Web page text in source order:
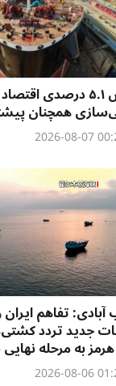
جهش ۵.۱ درصدی
همچنان
تفاهم ایران
جدید تردد
به مرحله